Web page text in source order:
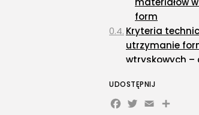
form
Kryteria
utrzymanie
wtryskowych –
producenta
UDOSTĘPNIJ
Facebook
Twitter
Email